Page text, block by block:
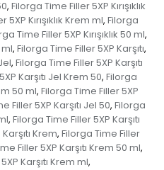
, Filorga Time Filler 5XP Kırışıklık
Kırışıklık Krem ml, Filorga
Time Filler 5XP Kırışıklık 50 ml,
ml, Filorga Time Filler 5XP Karşıtı,
, Filorga Time Filler 5XP Karşıtı
Karşıtı Jel Krem 50, Filorga
50 ml, Filorga Time Filler 5XP
Filler 5XP Karşıtı Jel 50, Filorga
, Filorga Time Filler 5XP Karşıtı
Krem, Filorga Time Filler
Filler 5XP Karşıtı Krem 50 ml,
Karşıtı Krem ml,